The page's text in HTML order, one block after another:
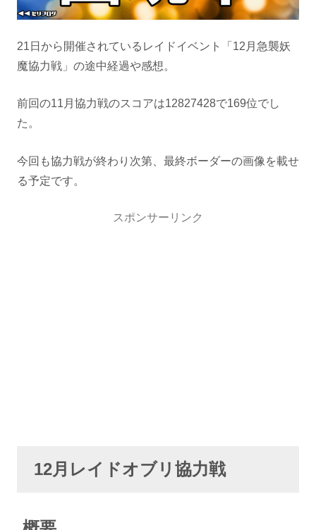
21日から開催されているレイドイベント「12月急襲妖
魔協力戦」の途中経過や感想。
前回の11月協力戦のスコアは12827428で169位でし
た。
今回も協力戦が終わり次第、最終ボーダーの画像を載せ
る予定です。
スポンサーリンク
12月レイドオブリ協力戦